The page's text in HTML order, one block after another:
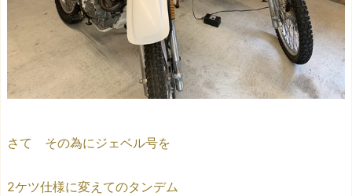
さて その為にジェベル号を
2ケツ仕様に変えてのタンデム